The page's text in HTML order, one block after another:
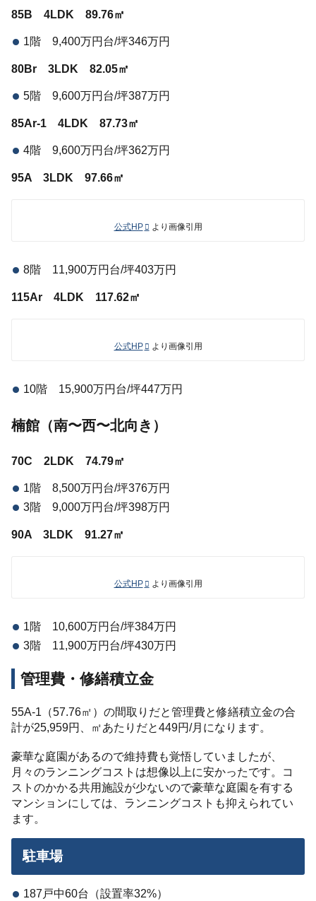
85B 4LDK 89.76㎡
1階 9,400万円台/坪346万円
80Br 3LDK 82.05㎡
5階 9,600万円台/坪387万円
85Ar-1 4LDK 87.73㎡
4階 9,600万円台/坪362万円
95A 3LDK 97.66㎡
公式HP より画像引用
8階 11,900万円台/坪403万円
115Ar 4LDK 117.62㎡
公式HP より画像引用
10階 15,900万円台/坪447万円
楠館（南〜西〜北向き）
70C 2LDK 74.79㎡
1階 8,500万円台/坪376万円
3階 9,000万円台/坪398万円
90A 3LDK 91.27㎡
公式HP より画像引用
1階 10,600万円台/坪384万円
3階 11,900万円台/坪430万円
管理費・修繕積立金
55A-1（57.76㎡）の間取りだと管理費と修繕積立金の合
計が25,959円、㎡あたりだと449円/月になります。
豪華な庭園があるので維持費も覚悟していましたが、
月々のランニングコストは想像以上に安かったです。コ
ストのかかる共用施設が少ないので豪華な庭園を有する
マンションにしては、ランニングコストも抑えられてい
ます。
駐車場
187戸中60台（設置率32%）